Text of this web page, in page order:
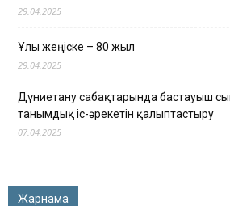
29.04.2025
Ұлы жеңіске – 80 жыл
29.04.2025
Дүниетану сабақтарында бастауыш
танымдық іс-әрекетін қалыптастыру
07.04.2025
Жарнама